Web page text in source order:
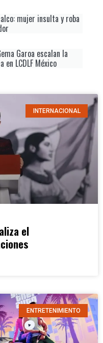
mujer insulta y roba
Garoa escalan la
LCDLF México
INTERNACIONAL
el
ENTRETENIMIENTO